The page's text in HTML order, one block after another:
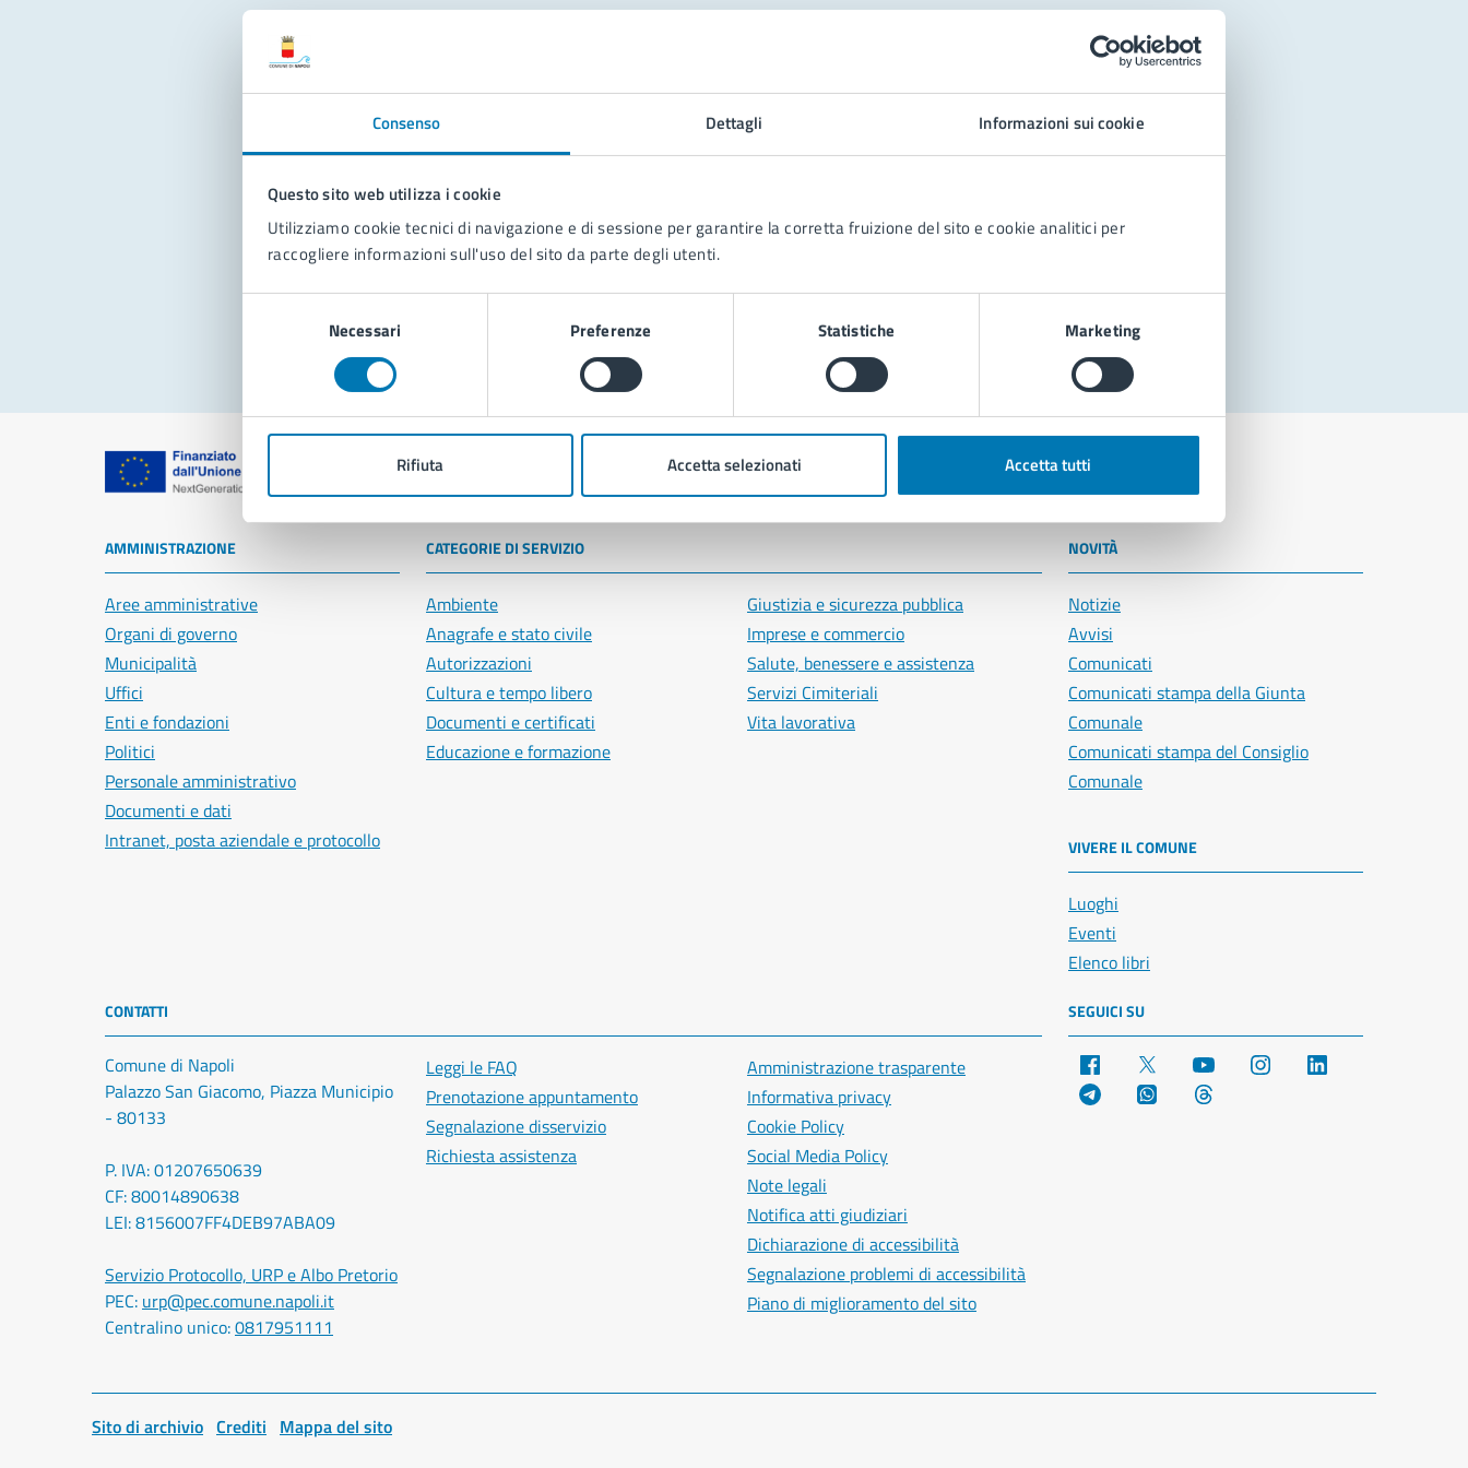
Consenso Dettagli Informazioni sui cookie
Questo sito web utilizza i cookie
Utilizziamo cookie tecnici di navigazione e di sessione per garantire la corretta fruizione del sito e cookie analitici per
raccogliere informazioni sull'uso del sito da parte degli utenti.
Necessari Preferenze Statistiche Marketing
Rifiuta Accetta selezionati Accetta tutti
Problemi in città
Segnala disservizio
Comune di Napoli
AMMINISTRAZIONE
Aree amministrative
Organi di governo
Municipalità
Uffici
Enti e fondazioni
Politici
Personale amministrativo
Documenti e dati
Intranet, posta aziendale e protocollo
CATEGORIE DI SERVIZIO
Ambiente
Anagrafe e stato civile
Autorizzazioni
Cultura e tempo libero
Documenti e certificati
Educazione e formazione
Giustizia e sicurezza pubblica
Imprese e commercio
Salute, benessere e assistenza
Servizi Cimiteriali
Vita lavorativa
NOVITÀ
Notizie
Avvisi
Comunicati
Comunicati stampa della Giunta
Comunale
Comunicati stampa del Consiglio
Comunale
VIVERE IL COMUNE
Luoghi
Eventi
Elenco libri
CONTATTI
Comune di Napoli
Palazzo San Giacomo, Piazza Municipio
- 80133
P. IVA: 01207650639
CF: 80014890638
LEI: 8156007FF4DEB97ABA09
Servizio Protocollo, URP e Albo Pretorio
PEC: urp@pec.comune.napoli.it
Centralino unico:0817951111
Leggi le FAQ
Prenotazione appuntamento
Segnalazione disservizio
Richiesta assistenza
Amministrazione trasparente
Informativa privacy
Cookie Policy
Social Media Policy
Note legali
Notifica atti giudiziari
Dichiarazione di accessibilità
Segnalazione problemi di accessibilità
Piano di miglioramento del sito
SEGUICI SU
Facebook YouTube Instagram
Telegram WhatsApp
Sito di archivio Crediti Mappa del sito